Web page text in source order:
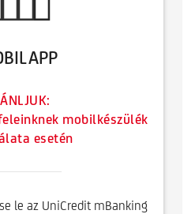
mobilkészülék
esetén
le az UniCredit mBanking